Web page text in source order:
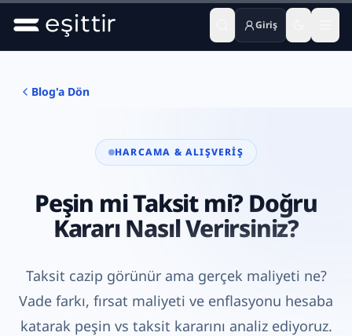
Ana içeriğe geç Giriş
Blog'a Dön
HARCAMA & ALIŞVERIŞ
Peşin mi Taksit mi? Doğru
Kararı Nasıl Verirsiniz?
Taksit cazip görünür ama gerçek maliyeti ne?
Vade farkı, fırsat maliyeti ve enflasyonu hesaba
katarak peşin vs taksit kararını analiz ediyoruz.